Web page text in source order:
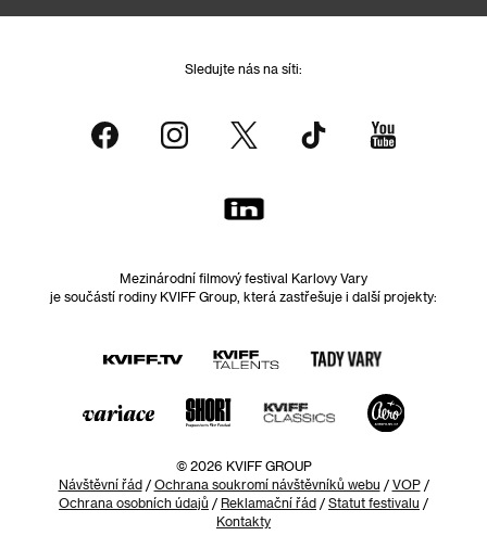
Sledujte nás na síti:
Mezinárodní filmový festival Karlovy Vary
je součástí rodiny KVIFF Group, která zastřešuje i další projekty:
© 2026 KVIFF GROUP
Návštěvní řád/ Ochrana soukromí návštěvníků webu / VOP/
Ochrana osobních údajů / Reklamační řád / Statut festivalu /
Kontakty